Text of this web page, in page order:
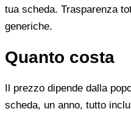
tua scheda. Trasparenza
generiche.
Quanto costa
Il prezzo dipende dalla
scheda, un anno, tutto